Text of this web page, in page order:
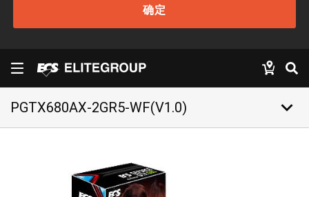
确定
PGTX680AX-2GR5-WF(V1.0) keyboard_arrow_down